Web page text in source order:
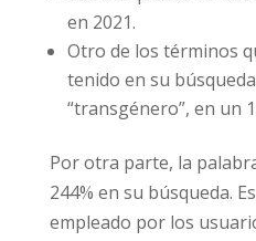
Las búsquedas de
255% en 2021.
Otro de los términos
tenido en su búsqueda
Por otra parte, la palabra
un 244% en su